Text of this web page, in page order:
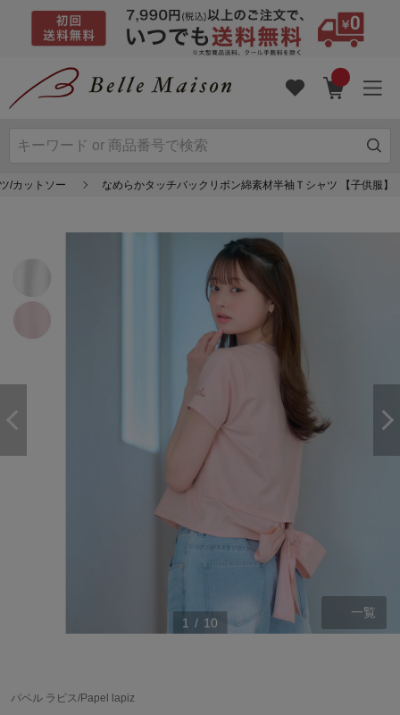
/カットソー なめらかタッチバックリボン綿素材半袖Ｔシャツ 【子供服】
1 / 10
一覧
パペル ラピス/Papel lapiz